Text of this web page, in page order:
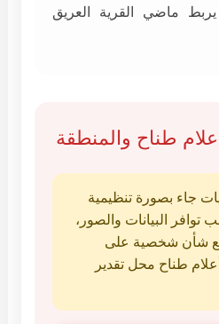
ماضي القرية العريق
طناح والمنطقة
جاء بصورة تنظيمية
البيانات والصور،
شأن شخصية على
طناح محل تقدير